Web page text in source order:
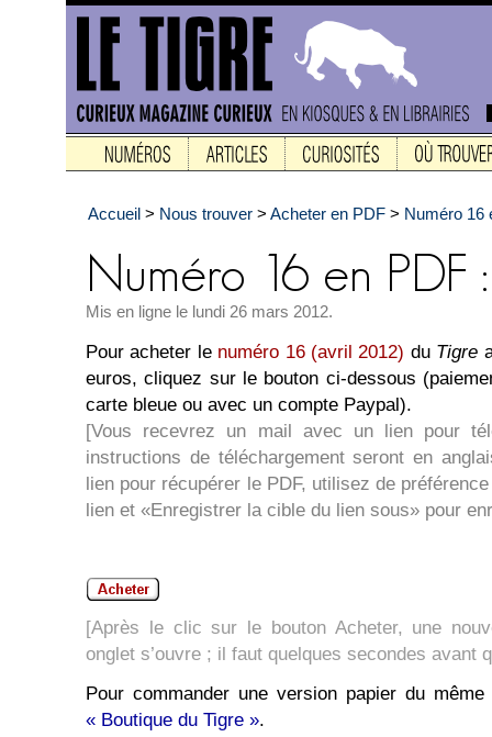
Accueil > Nous trouver > Acheter en PDF > Numéro 16
Mis en ligne le lundi 26 mars 2012.
Pour acheter le numéro 16 (avril 2012) du Tigre
euros, cliquez sur le bouton ci-dessous
carte bleue ou avec un compte Paypal).
[Vous recevrez un mail avec un lien pour
instructions de téléchargement seront en
lien pour récupérer le PDF, utilisez de
lien et «Enregistrer la cible du lien sous» pour
[Après le clic sur le bouton Acheter, une
onglet s’ouvre ; il faut quelques secondes avant
Pour commander une version papier du
« Boutique du Tigre ».